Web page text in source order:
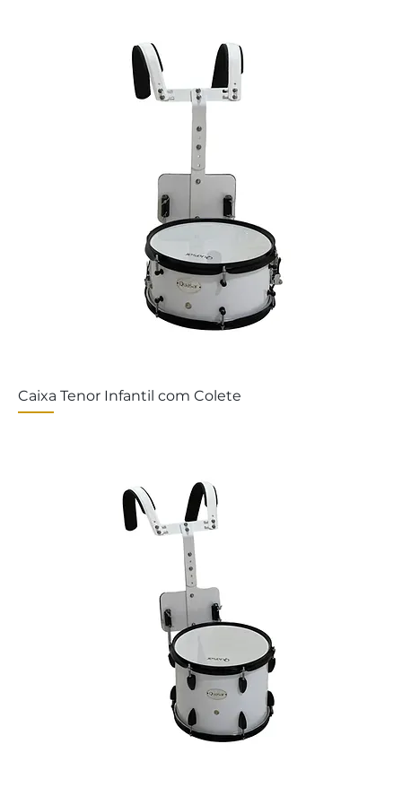
Caixa Tenor Infantil com Colete